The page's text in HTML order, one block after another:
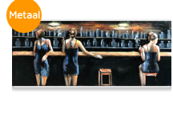
Metaal